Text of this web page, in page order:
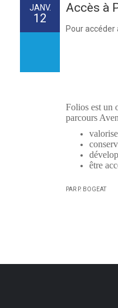
Accès à
Pour accéder
Folios est un
parcours
être
PAR P. BOGEAT
JANV.
12